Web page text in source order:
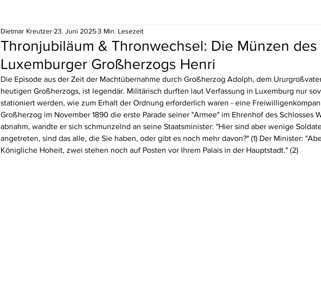
Thronjubiläum & Thronwechsel: Die Münzen des
Luxemburger Großherzogs Henri
Dietmar Kreutzer 23. Juni 20253 Min. Lesezeit
Die Episode aus der Zeit der Machtübernahme durch Großherzog Adolph, dem
heutigen Großherzogs, ist legendär. Militärisch durften laut Verfassung in Luxemburg nur
stationiert werden, wie zum Erhalt der Ordnung erforderlich waren - eine
Großherzog im November 1890 die erste Parade seiner "Armee" im Ehrenhof des Schlosses
abnahm, wandte er sich schmunzelnd an seine Staatsminister: "Hier sind aber wenige
angetreten, sind das alle, die Sie haben, oder gibt es noch mehr davon?" (1) Der Minister:
Königliche Hoheit, zwei stehen noch auf Posten vor Ihrem Palais in der Hauptstadt." (2)